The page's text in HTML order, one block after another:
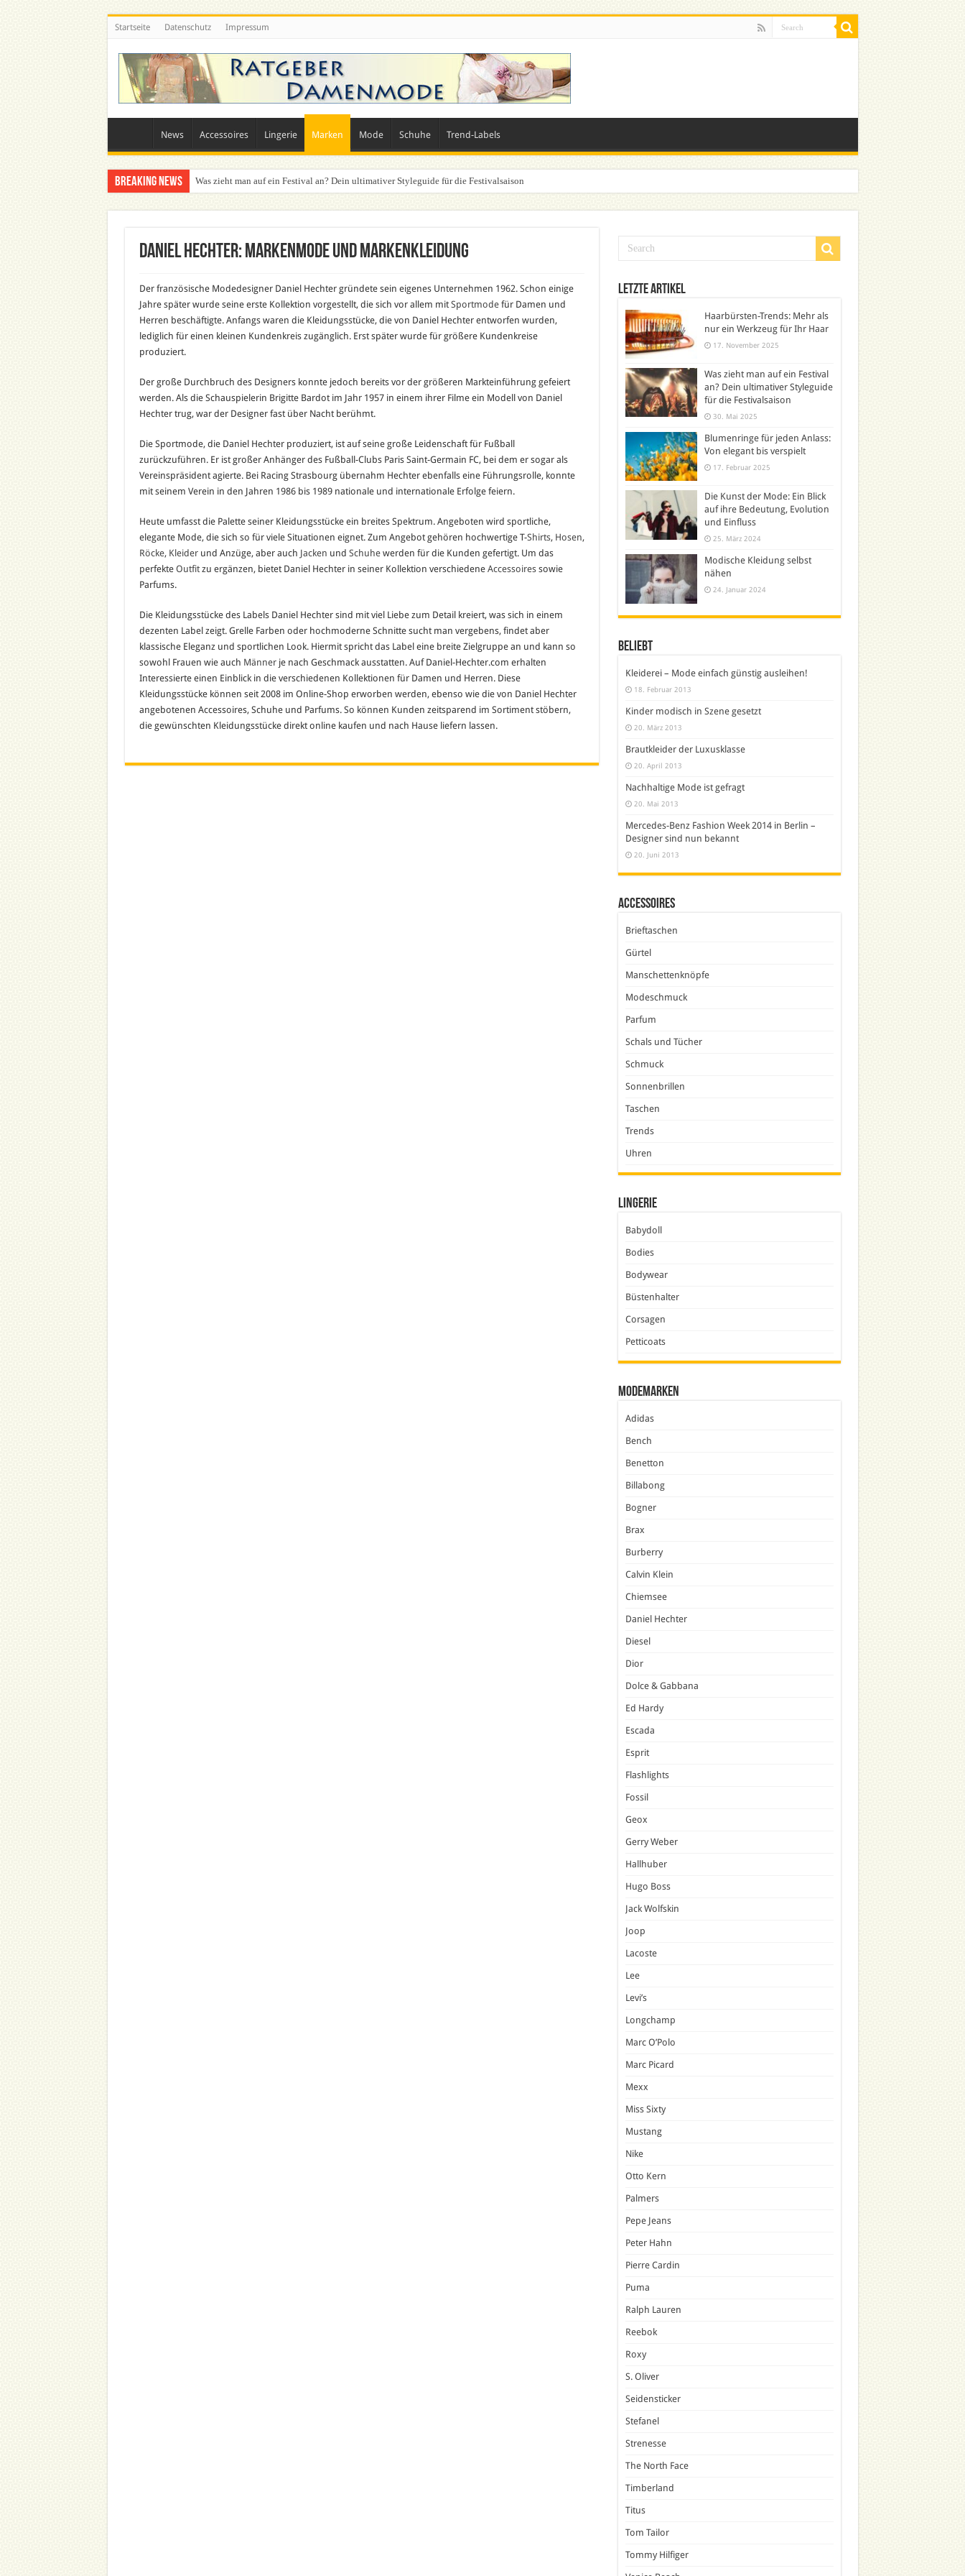
Startseite Datenschutz Impressum
News Accessoires Lingerie Marken Mode Schuhe Trend-Labels
Breaking News Was zieht man auf ein Festival an? Dein ultimativer Styleguide für die Festivalsaison
Daniel Hechter: Markenmode und Markenkleidung
Der französische Modedesigner Daniel Hechter gründete sein eigenes Unternehmen 1962. Schon einige
Jahre später wurde seine erste Kollektion vorgestellt, die sich vor allem mitSportmodefür Damen und
Herren beschäftigte. Anfangs waren die Kleidungsstücke, die von Daniel Hechter entworfen wurden,
lediglich für einen kleinen Kundenkreis zugänglich. Erst später wurde für größere Kundenkreise
produziert.
Der große Durchbruch des Designers konnte jedoch bereits vor der größeren Markteinführung gefeiert
werden. Als die Schauspielerin Brigitte Bardot im Jahr 1957 in einem ihrer Filme ein Modell von Daniel
Hechter trug, war der Designer fast über Nacht berühmt.
Die Sportmode, die Daniel Hechter produziert, ist auf seine große Leidenschaft für Fußball
zurückzuführen. Er ist großer Anhänger des Fußball-Clubs Paris Saint-Germain FC, bei dem er sogar als
Vereinspräsident agierte. Bei Racing Strasbourg übernahm Hechter ebenfalls eine Führungsrolle, konnte
mit seinem Verein in den Jahren 1986 bis 1989 nationale und internationale Erfolge feiern.
Heute umfasst die Palette seiner Kleidungsstücke ein breites Spektrum. Angeboten wird sportliche,
elegante Mode, die sich so für viele Situationen eignet. Zum Angebot gehören hochwertige T-Shirts, Hosen,
Röcke, Kleiderund Anzüge, aber auch Jacken und Schuhewerden für die Kunden gefertigt. Um das
perfekte Outfitzu ergänzen, bietet Daniel Hechter in seiner Kollektion verschiedene Accessoiressowie
Parfums.
Die Kleidungsstücke des Labels Daniel Hechter sind mit viel Liebe zum Detail kreiert, was sich in einem
dezenten Label zeigt. Grelle Farben oder hochmoderne Schnitte sucht man vergebens, findet aber
klassische Eleganz und sportlichen Look. Hiermit spricht das Label eine breite Zielgruppe an und kann so
sowohl Frauen wie auch Männerje nach Geschmack ausstatten. Auf Daniel-Hechter.com erhalten
Interessierte einen Einblick in die verschiedenen Kollektionen für Damen und Herren. Diese
Kleidungsstücke können seit 2008 im Online-Shop erworben werden, ebenso wie die von Daniel Hechter
angebotenen Accessoires, Schuhe und Parfums. So können Kunden zeitsparend im Sortiment stöbern,
die gewünschten Kleidungsstücke direkt online kaufen und nach Hause liefern lassen.
Letzte Artikel
Haarbürsten-Trends: Mehr als
nur ein Werkzeug für Ihr Haar
17. November 2025
Was zieht man auf ein Festival
an? Dein ultimativer Styleguide
für die Festivalsaison
30. Mai 2025
Blumenringe für jeden Anlass:
Von elegant bis verspielt
17. Februar 2025
Die Kunst der Mode: Ein Blick
auf ihre Bedeutung, Evolution
und Einfluss
25. März 2024
Modische Kleidung selbst
nähen
24. Januar 2024
Beliebt
Kleiderei – Mode einfach günstig ausleihen!
18. Februar 2013
Kinder modisch in Szene gesetzt
20. März 2013
Brautkleider der Luxusklasse
20. April 2013
Nachhaltige Mode ist gefragt
20. Mai 2013
Mercedes-Benz Fashion Week 2014 in Berlin –
Designer sind nun bekannt
20. Juni 2013
Accessoires
Brieftaschen
Gürtel
Manschettenknöpfe
Modeschmuck
Parfum
Schals und Tücher
Schmuck
Sonnenbrillen
Taschen
Trends
Uhren
Lingerie
Babydoll
Bodies
Bodywear
Büstenhalter
Corsagen
Petticoats
Modemarken
Adidas
Bench
Benetton
Billabong
Bogner
Brax
Burberry
Calvin Klein
Chiemsee
Daniel Hechter
Diesel
Dior
Dolce & Gabbana
Ed Hardy
Escada
Esprit
Flashlights
Fossil
Geox
Gerry Weber
Hallhuber
Hugo Boss
Jack Wolfskin
Joop
Lacoste
Lee
Levi’s
Longchamp
Marc O’Polo
Marc Picard
Mexx
Miss Sixty
Mustang
Nike
Otto Kern
Palmers
Pepe Jeans
Peter Hahn
Pierre Cardin
Puma
Ralph Lauren
Reebok
Roxy
S. Oliver
Seidensticker
Stefanel
Strenesse
The North Face
Timberland
Titus
Tom Tailor
Tommy Hilfiger